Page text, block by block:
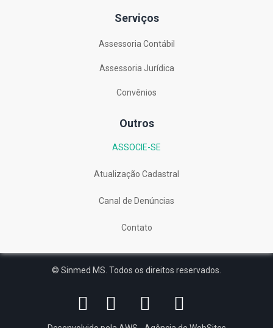
Serviços
Assessoria Contábil
Assessoria Jurídica
Convênios
Outros
ASSOCIE-SE
Atualização Cadastral
Canal de Denúncias
Contato
© Sinmed MS. Todos os direitos reservados.